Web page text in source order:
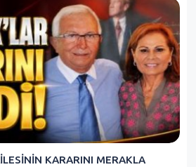
KARARINI MERAKLA